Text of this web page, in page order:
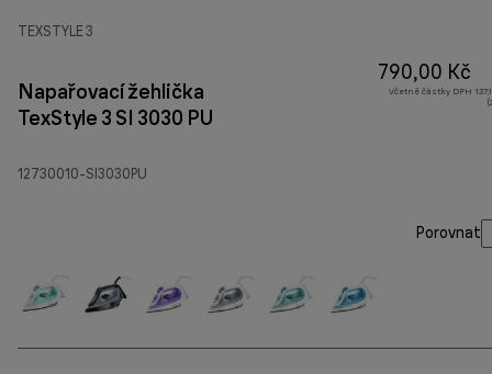
TEXSTYLE 3
Napařovací žehlička
TexStyle 3 SI 3030 PU
12730010-SI3030PU
790,00 Kč
Včetně částky DPH
Porovnat